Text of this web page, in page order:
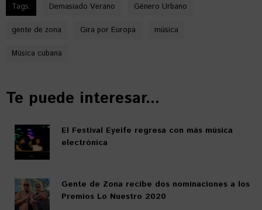
Tags: Demasiado Verano Género Urbano
gente de zona Gira por Europa música
Música cubana
Te puede interesar...
El Festival Eyeife regresa con más música
electrónica
Gente de Zona recibe dos nominaciones a los
Premios Lo Nuestro 2020